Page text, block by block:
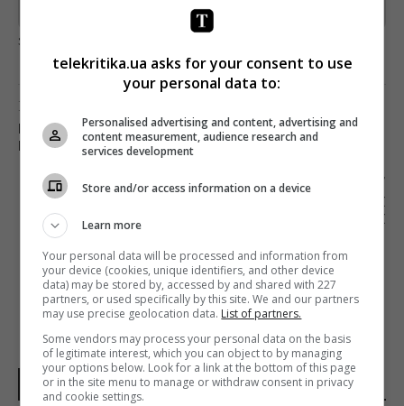
Предоставлено SendPulse
загрузка...
Предыдущий пост
НА КАНАЛЕ «УКРАИНА 24» СОСТОИТСЯ
ПРЕМЬЕРА ШОУ «СЕГОДНЯ. УТРО. ВЫХОДНОЙ»
Следующий пост
«ЛЮДИ ІДЕЙ НА КАРАНТИНІ»: О СЪЕМКАХ
КЛИПОВ В САМОИЗОЛЯЦИИ, УТРЕННИХ
НОВОСТИ МИРА
telekritika.ua asks for your consent to use
your personal data to:
Personalised advertising and content, advertising and
content measurement, audience research and
services development
Store and/or access information on a device
Learn more
Your personal data will be processed and information from
your device (cookies, unique identifiers, and other device
data) may be stored by, accessed by and shared with 227
partners, or used specifically by this site. We and our partners
may use precise geolocation data. List of partners.
Some vendors may process your personal data on the basis
of legitimate interest, which you can object to by managing
your options below. Look for a link at the bottom of this page
or in the site menu to manage or withdraw consent in privacy
and cookie settings.